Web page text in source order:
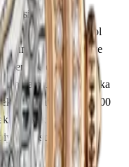
model, seçkin bir kol
tasarlanmış ve
Constantin
olup saat, dakika
detaylarında 30.00
açık arka kapak
sunulan bu